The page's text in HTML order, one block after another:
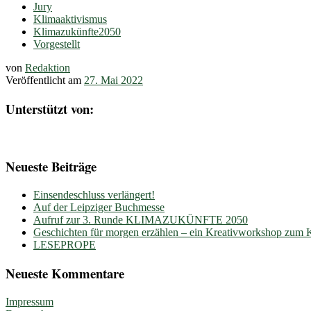
Jury
Klimaaktivismus
Klimazukünfte2050
Vorgestellt
von Redaktion
Veröffentlicht am 27. Mai 2022
Unterstützt von:
Neueste Beiträge
Einsendeschluss verlängert!
Auf der Leipziger Buchmesse
Aufruf zur 3. Runde KLIMAZUKÜNFTE 2050
Geschichten für morgen erzählen – ein Kreativworkshop zum
LESEPROPE
Neueste Kommentare
Impressum